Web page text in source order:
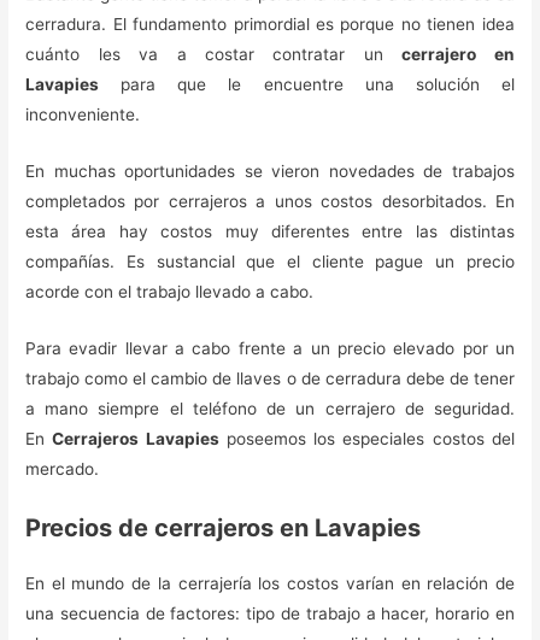
cerradura. El fundamento primordial es porque no tienen idea
cuánto les va a costar contratar uncerrajero en
Lavapies para que le encuentre una solución el
inconveniente.
En muchas oportunidades se vieron novedades de trabajos
completados por cerrajeros a unos costos desorbitados. En
esta área hay costos muy diferentes entre las distintas
compañías. Es sustancial que el cliente pague un precio
acorde con el trabajo llevado a cabo.
Para evadir llevar a cabo frente a un precio elevado por un
trabajo como el cambio de llaves o de cerradura debe de tener
a mano siempre el teléfono de un cerrajero de seguridad.
EnCerrajeros Lavapiesposeemos los especiales costos del
mercado.
Precios de cerrajeros en Lavapies
En el mundo de la cerrajería los costos varían en relación de
una secuencia de factores: tipo de trabajo a hacer, horario en